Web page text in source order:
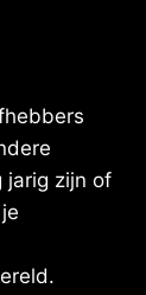
jarig zijn of